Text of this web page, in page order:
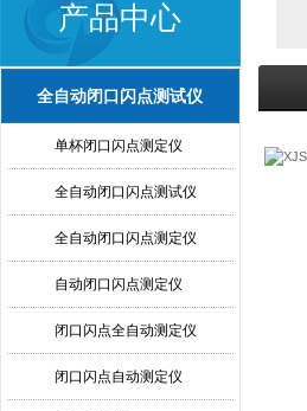
产品中心
全自动闭口闪点测试仪
单杯闭口闪点测定仪
全自动闭口闪点测试仪
全自动闭口闪点测定仪
自动闭口闪点测定仪
闭口闪点全自动测定仪
闭口闪点自动测定仪